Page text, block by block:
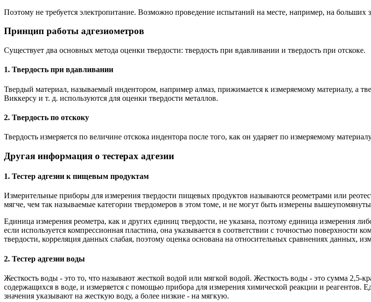
Поэтому не требуется электропитание. Возможно проведение испытаний на месте, например, на больших
Принцип работы адгезиометров
Существует два основных метода оценки твердости: твердость при вдавливании и твердость при отскоке.
1. Твердость при вдавливании
Твердый материал, называемый индентором, например алмаз, прижимается к измеряемому материалу, а
Виккерсу и т. д. используются для оценки твердости металлов.
2. Твердость по отскоку
Твердость измеряется по величине отскока индентора после того, как он ударяет по измеряемому
Другая информация о тестерах адгезии
1. Тестер адгезии к пищевым продуктам
Измерительные приборы для измерения твердости пищевых продуктов называются реометрами или
мягче, чем так называемые категории твердомеров в этом томе, и не могут быть измерены
Единица измерения реометра, как и других единиц твердости, не указана, поэтому единица измерения
если используется компрессионная пластина, она указывается в соответствии с точностью
твердости, корреляция данных слабая, поэтому оценка основана на относительных сравнениях данных,
2. Тестер адгезии воды
Жесткость воды - это то, что называют жесткой водой или мягкой водой. Жесткость воды - это сумма 2,5-
содержащихся в воде, и измеряется с помощью прибора для измерения химической реакции и
значения указывают на жесткую воду, а более низкие - на мягкую.